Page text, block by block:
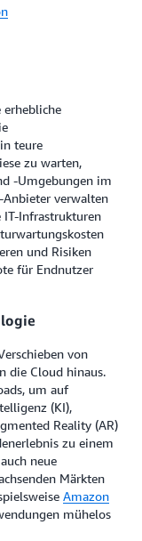
teure
zu warten,
-Umgebungen im
Anbieter verwalten
IT-Infrastrukturen
und Risiken
für Endnutzer
von
die Cloud hinaus.
um auf
(KI),
Reality (AR)
zu einem
neue
Märkten
Amazon
mühelos